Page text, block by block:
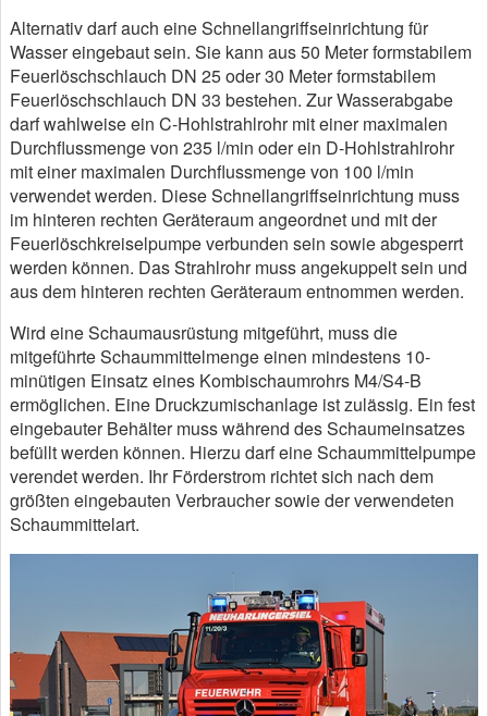
Alternativ darf auch eine Schnellangriffseinrichtung für
Wasser eingebaut sein. Sie kann aus 50 Meter formstabilem
Feuerlöschschlauch DN 25 oder 30 Meter formstabilem
Feuerlöschschlauch DN 33 bestehen. Zur Wasserabgabe
darf wahlweise ein C-Hohlstrahlrohr mit einer maximalen
Durchflussmenge von 235 l/min oder ein D-Hohlstrahlrohr
mit einer maximalen Durchflussmenge von 100 l/min
verwendet werden. Diese Schnellangriffseinrichtung muss
im hinteren rechten Geräteraum angeordnet und mit der
Feuerlöschkreiselpumpe verbunden sein sowie abgesperrt
werden können. Das Strahlrohr muss angekuppelt sein und
aus dem hinteren rechten Geräteraum entnommen werden.
Wird eine Schaumausrüstung mitgeführt, muss die
mitgeführte Schaummittelmenge einen mindestens 10-
minütigen Einsatz eines Kombischaumrohrs M4/S4-B
ermöglichen. Eine Druckzumischanlage ist zulässig. Ein fest
eingebauter Behälter muss während des Schaumeinsatzes
befüllt werden können. Hierzu darf eine Schaummittelpumpe
verendet werden. Ihr Förderstrom richtet sich nach dem
größten eingebauten Verbraucher sowie der verwendeten
Schaummittelart.